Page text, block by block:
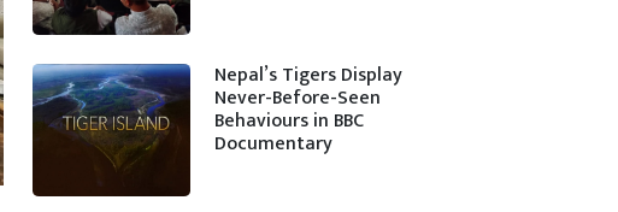
Nepal’s Tigers Display
Never-Before-Seen
Behaviours in BBC
Documentary